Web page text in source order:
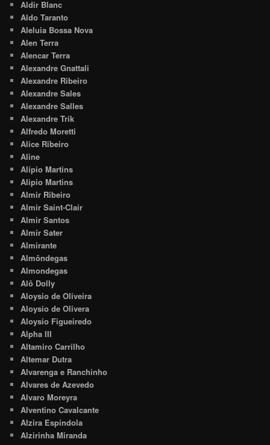
Aldir Blanc
Aldo Taranto
Aleluia Bossa Nova
Alen Terra
Alencar Terra
Alexandre Gnattali
Alexandre Ribeiro
Alexandre Sales
Alexandre Salles
Alexandre Trik
Alfredo Moretti
Alice Ribeiro
Aline
Alípio Martins
Alipio Martins
Almir Ribeiro
Almir Saint-Clair
Almir Santos
Almir Sater
Almirante
Almôndegas
Almondegas
Alô Dolly
Aloysio de Oliveira
Aloysio de Olivera
Aloysio Figueiredo
Alpha III
Altamiro Carrilho
Altemar Dutra
Alvarenga e Ranchinho
Alvares de Azevedo
Alvaro Moreyra
Alventino Cavalcante
Alzira Espíndola
Alzirinha Miranda